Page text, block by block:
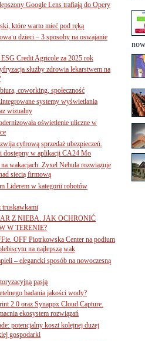
Google Lens trafiają do Opery
które warto mieć pod ręką
u dzieci – 3 sposoby na oswajanie
ESG Credit Agricole za 2025 rok
służby zdrowia lekarstwem na
coworking, społeczność
systemy wyświetlania
wizualny
oświetlenie uliczne w
cyfrową sprzedaż ubezpieczeń.
dostępny w aplikacji CA24 Mo
na wakacjach. Zyxel Nebula rozwiązuje
siecią firmową
Liderem w kategorii robotów
truskawkami
Z NIEBA. JAK OCHRONIĆ
W TERENIE?
OFF Piotrkowska Center na podium
na najlepszą wak
– elegancki sposób na nowoczesną
pasją
badania jakości wody?
2.0 oraz Synappx Cloud Capture.
ekosystem rozwiązań
potencjalny koszt kolejnej dużej
gospodarki